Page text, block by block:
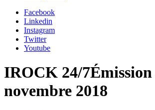
Facebook
Linkedin
Instagram
Twitter
Youtube
IROCK 24/7
novembre 2018